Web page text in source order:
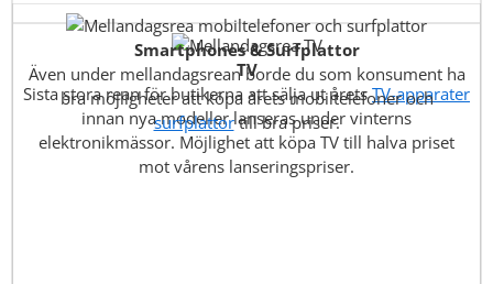
TV
Sista stora rean för butikerna att sälja ut åretsTV-apparater
innan nya modeller lanseras under vinterns
elektronikmässor. Möjlighet att köpa TV till halva priset
mot vårens lanseringspriser.
Smartphones & Surfplattor
Även under mellandagsrean borde du som konsument ha
bra möjligheter att köpa årets mobiltelefoner och
surfplattortill bra priser.